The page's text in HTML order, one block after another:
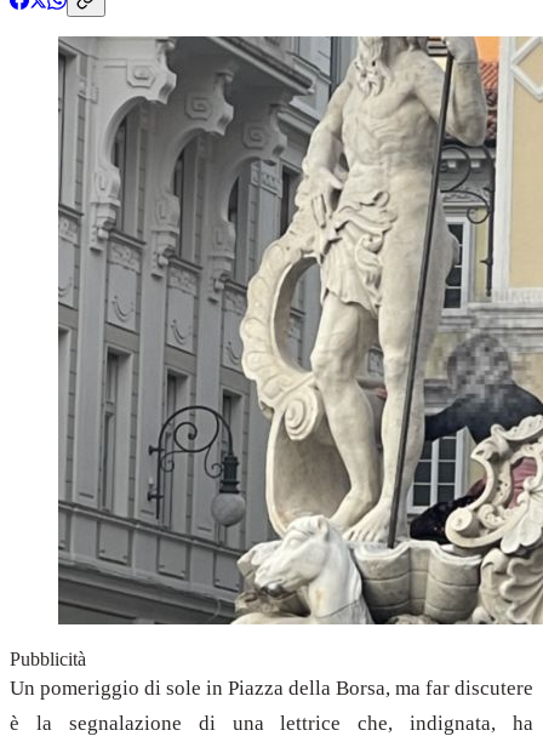
Pubblicità
Un pomeriggio di sole in Piazza della Borsa, ma far discutere
è la segnalazione di una lettrice che, indignata, ha